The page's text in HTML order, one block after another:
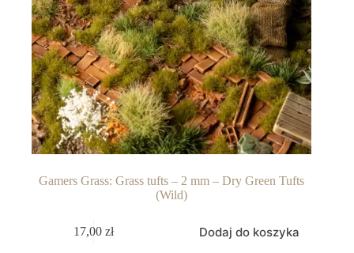
Gamers Grass: Grass tufts – 2 mm – Dry Green Tufts
(Wild)
17,00zł Dodaj do koszyka